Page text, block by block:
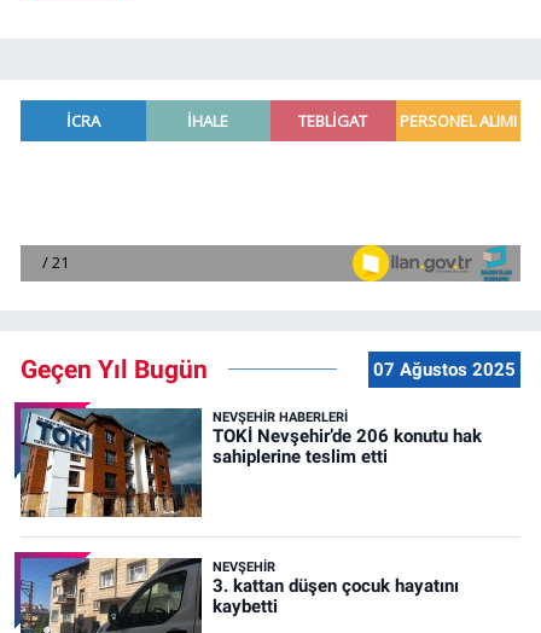
Geçen Yıl Bugün 07 Ağustos 2025
NEVŞEHIR HABERLERI
TOKİ Nevşehir’de 206 konutu hak
sahiplerine teslim etti
NEVŞEHIR
3. kattan düşen çocuk hayatını
kaybetti